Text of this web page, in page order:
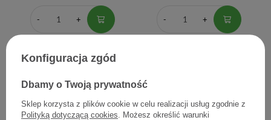
Konfiguracja zgód
Dbamy o Twoją prywatność
Sklep korzysta z plików cookie w celu realizacji usług zgodnie z
Polityką dotyczącą cookies . Możesz określić warunki